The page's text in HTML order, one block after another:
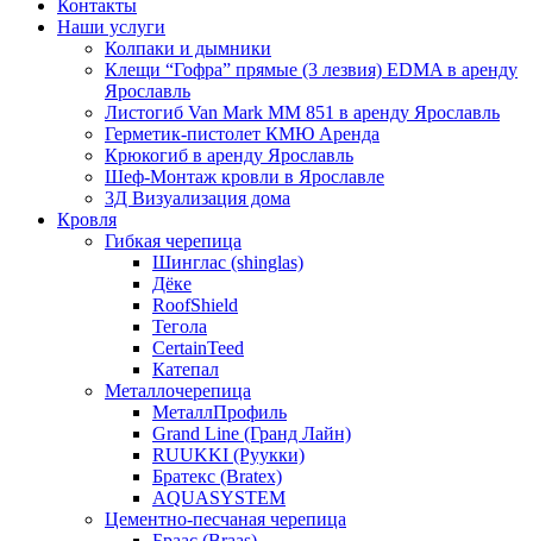
Контакты
Наши услуги
Колпаки и дымники
Клещи “Гофра” прямые (3 лезвия) EDMA в аренду
Ярославль
Листогиб Van Mark MM 851 в аренду Ярославль
Герметик-пистолет КМЮ Аренда
Крюкогиб в аренду Ярославль
Шеф-Монтаж кровли в Ярославле
3Д Визуализация дома
Кровля
Гибкая черепица
Шинглас (shinglas)
Дёке
RoofShield
Тегола
CertainTeed
Катепал
Металлочерепица
МеталлПрофиль
Grand Line (Гранд Лайн)
RUUKKI (Руукки)
Братекс (Bratex)
AQUASYSTEM
Цементно-песчаная черепица